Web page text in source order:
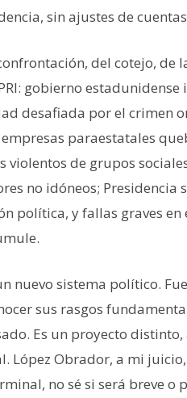
sin ajustes de
del cotejo, de
gobierno estadunidense
desafiada por el crimen
paraestatales
violentos de grupos
no idóneos; Presidencia
política, y fallas graves
nuevo sistema político.
sus rasgos
Es un proyecto
López Obrador, a mi
no sé si será breve o